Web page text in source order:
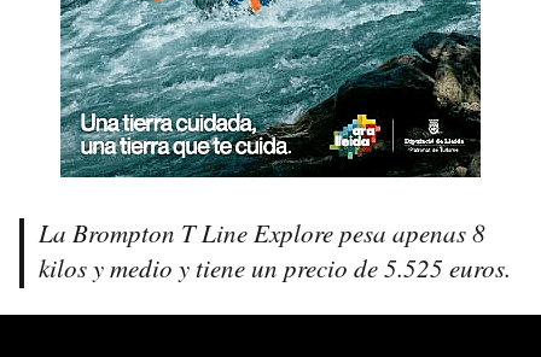
La Brompton T Line Explore pesa apenas 8
kilos y medio y tiene un precio de 5.525 euros.